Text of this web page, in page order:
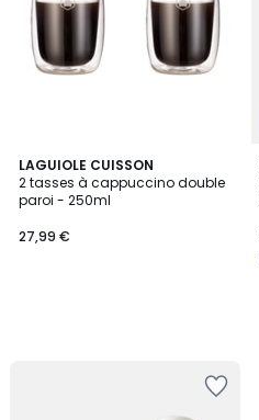
LAGUIOLE CUISSON
2 tasses à cappuccino double
paroi - 250ml
27,99 €